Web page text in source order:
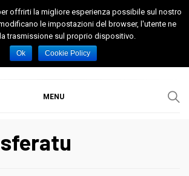
Foggia
Calcio Eventi e Attività nella Capitanata
MENU
offrirti la migliore esperienza possibile sul nostro
le impostazioni del browser, l'utente ne
trasmissione sul proprio dispositivo.
Ok Cookie Policy